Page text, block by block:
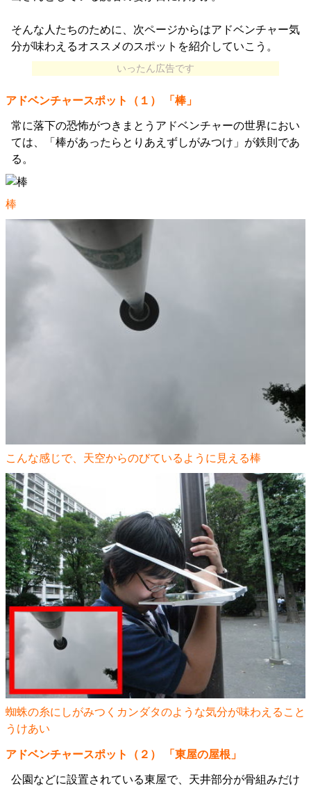
そんな人たちのために、次ページからはアドベンチャー気
分が味わえるオススメのスポットを紹介していこう。
いったん広告です
アドベンチャースポット（１） 「棒」
常に落下の恐怖がつきまとうアドベンチャーの世界におい
ては、「棒があったらとりあえずしがみつけ」が鉄則であ
る。
棒
こんな感じで、天空からのびているように見える棒
蜘蛛の糸にしがみつくカンダタのような気分が味わえること
うけあい
アドベンチャースポット（２） 「東屋の屋根」
公園などに設置されている東屋で、天井部分が骨組みだけ